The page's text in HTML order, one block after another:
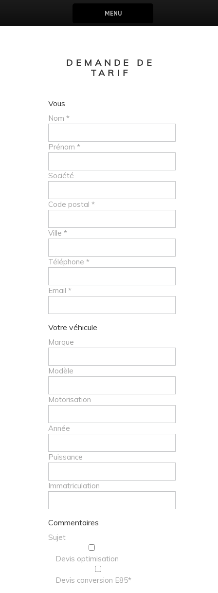
MENU
DEMANDE DE
TARIF
Vous
Nom *
Prénom *
Société
Code postal *
Ville *
Téléphone *
Email *
Votre véhicule
Marque
Modèle
Motorisation
Année
Puissance
Immatriculation
Commentaires
Sujet
Devis optimisation
Devis conversion E85*